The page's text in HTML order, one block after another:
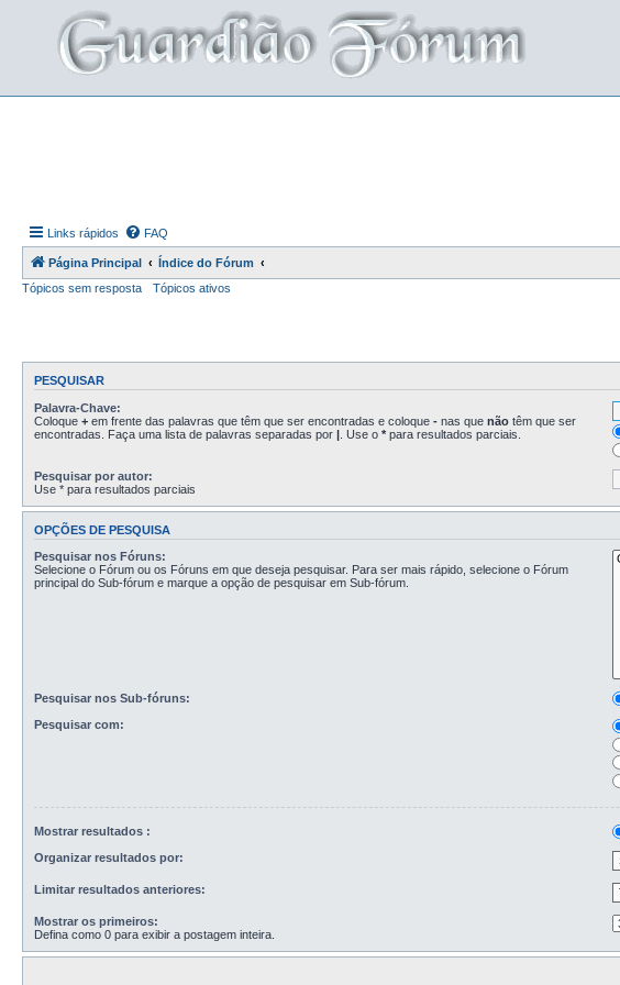
Links rápidos FAQ
Página Principal
Índice do Fórum
Tópicos sem resposta
Tópicos ativos
PESQUISAR
Palavra-Chave:
Coloque + em frente das palavras que têm que ser encontradas e coloque - nas que não têm que ser
encontradas. Faça uma lista de palavras separadas por | . Use o * para resultados parciais.
Pesquisar por autor:
Use * para resultados parciais
OPÇÕES DE PESQUISA
Pesquisar nos Fóruns:
Selecione o Fórum ou os Fóruns em que deseja pesquisar. Para ser mais rápido, selecione o Fórum
principal do Sub-fórum e marque a opção de pesquisar em Sub-fórum.
Pesquisar nos Sub-fóruns:
Pesquisar com:
Mostrar resultados :
Organizar resultados por:
Limitar resultados anteriores:
Mostrar os primeiros:
Defina como 0 para exibir a postagem inteira.